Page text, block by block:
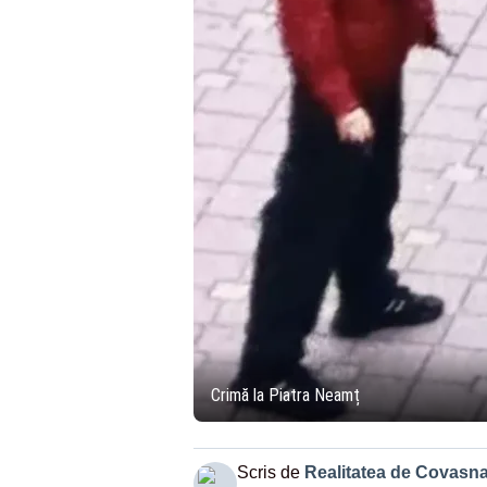
Crimă la Piatra Neamț
Scris de Realitatea de